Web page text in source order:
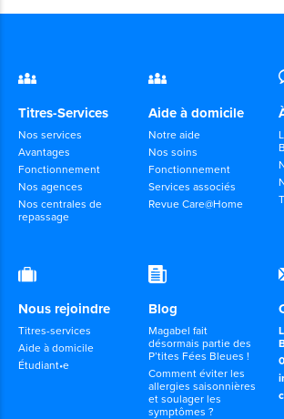
Titres-Services
Nos services
Avantages
Fonctionnement
Nos agences
Nos centrales de
repassage
Aide à domicile
Notre aide
Nos soins
Fonctionnement
Services associés
Revue Care@Home
Nous rejoindre
Titres-services
Aide à domicile
Étudiant•e
Blog
Magabel fait
désormais partie des
P’tites Fées Bleues !
Comment éviter les
allergies saisonnières
et soulager les
symptômes ?